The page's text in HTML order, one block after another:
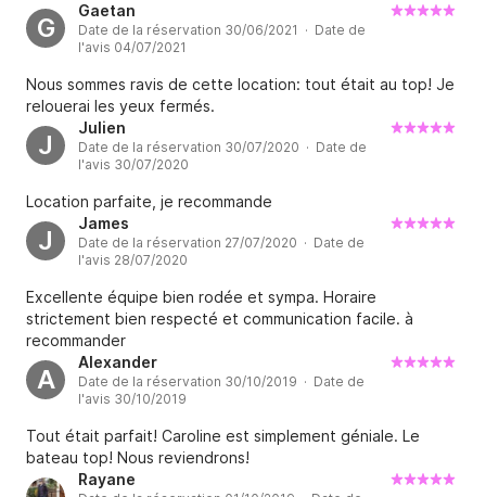
G
Gaetan
Date de la réservation 30/06/2021 · Date de
l'avis 04/07/2021
Nous sommes ravis de cette location: tout était au top! Je
relouerai les yeux fermés.
J
Julien
Date de la réservation 30/07/2020 · Date de
l'avis 30/07/2020
Location parfaite, je recommande
J
James
Date de la réservation 27/07/2020 · Date de
l'avis 28/07/2020
Excellente équipe bien rodée et sympa. Horaire
strictement bien respecté et communication facile. à
recommander
A
Alexander
Date de la réservation 30/10/2019 · Date de
l'avis 30/10/2019
Tout était parfait! Caroline est simplement géniale. Le
bateau top! Nous reviendrons!
Rayane